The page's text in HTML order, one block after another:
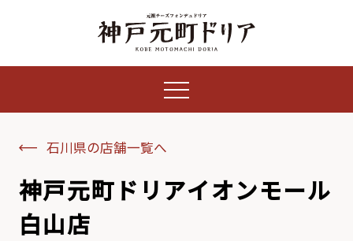
石川県の店舗一覧へ
神戸元町ドリアイオンモール
白山店